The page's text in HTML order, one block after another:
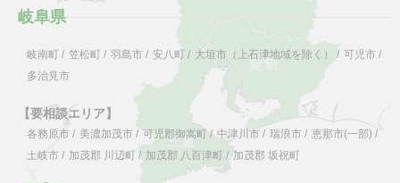
岐阜県
岐南町 / 笠松町 / 羽島市 / 安八町 / 大垣市（上石津地域を除く） / 可児市 /
多治見市
【要相談エリア】
各務原市 / 美濃加茂市 / 可児郡御嵩町/ 中津川市 / 瑞浪市 / 恵那市(一部) /
土岐市 / 加茂郡 川辺町 / 加茂郡 八百津町 / 加茂郡 坂祝町